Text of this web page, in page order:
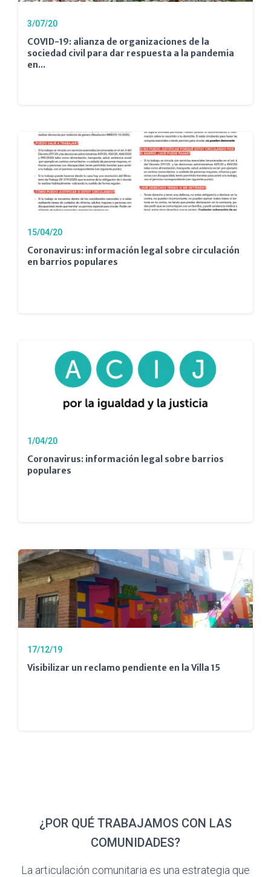
3/07/20
COVID-19: alianza de organizaciones de la
sociedad civil para dar respuesta a la pandemia
en...
15/04/20
Coronavirus: información legal sobre circulación
en barrios populares
1/04/20
Coronavirus: información legal sobre barrios
populares
17/12/19
Visibilizar un reclamo pendiente en la Villa 15
¿POR QUÉ TRABAJAMOS CON LAS
COMUNIDADES?
La articulación comunitaria es una estrategia que